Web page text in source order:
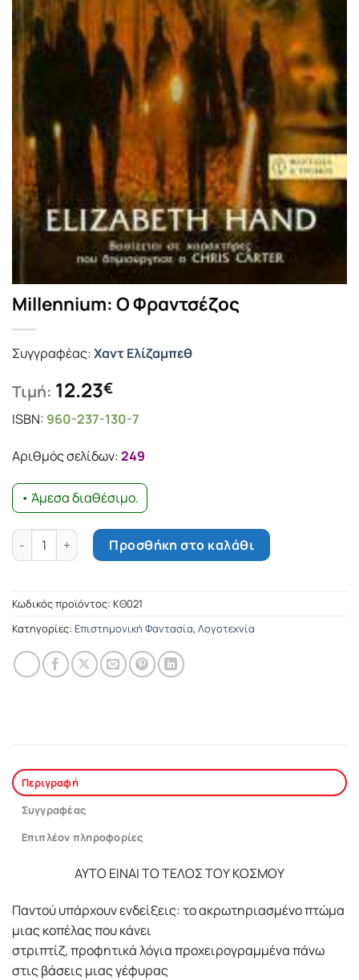
Millennium: Ο Φραντσέζος
Συγγραφέας:Χαντ Ελίζαμπεθ
Τιμή: 12.23€
ISBN: 960-237-130-7
Αριθμός σελίδων:249
• Άμεσα διαθέσιμο.
Millennium: Ο Φραντσέζος ποσότητα
Προσθήκη στο καλάθι
Κωδικός προϊόντος: ΚΘ021
Κατηγορίες: Επιστημονική Φαντασία, Λογοτεχνία
Περιγραφή
Συγγραφέας
Επιπλέον πληροφορίες
ΑΥΤΟ ΕΙΝΑΙ ΤΟ ΤΕΛΟΣ ΤΟΥ ΚΟΣΜΟΥ
Παντού υπάρχουν ενδείξεις: το ακρωτηριασμένο πτώμα
μιας κοπέλας που κάνει
στριπτίζ, προφητικά λόγια προχειρογραμμένα πάνω
στις βάσεις μιας γέφυρας